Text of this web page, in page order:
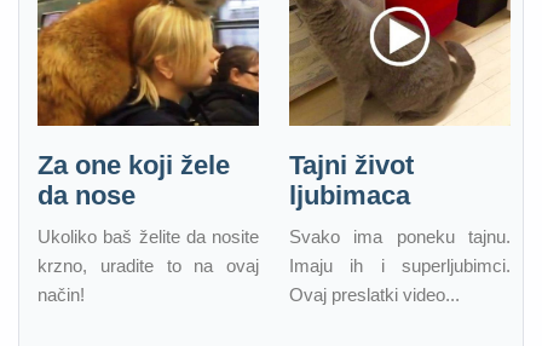
Za one koji žele
da nose
Ukoliko baš želite da nosite
krzno, uradite to na ovaj
način!
Tajni život
ljubimaca
Svako ima poneku tajnu.
Imaju ih i superljubimci.
Ovaj preslatki video...